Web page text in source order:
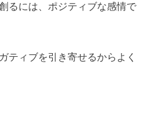
るには、ポジティブな感情で
ティブを引き寄せるからよく